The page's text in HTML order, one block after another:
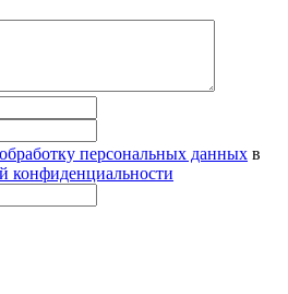
обработку персональных данных в
конфиденциальности